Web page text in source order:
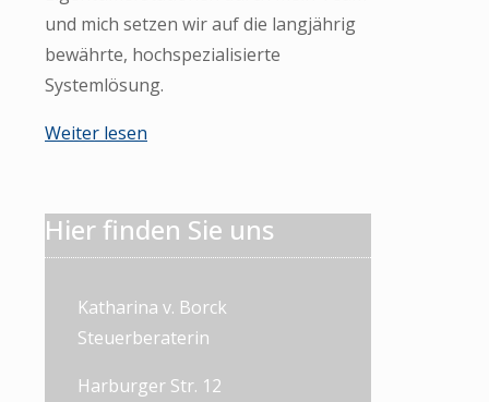
und mich setzen wir auf die langjährig
bewährte, hochspezialisierte
Systemlösung.
Weiter lesen
Hier finden Sie uns
Katharina v. Borck
Steuerberaterin
Harburger Str. 12